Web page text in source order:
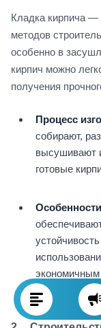
Кладка кирпича —
методов
особенно в
кирпич можно
получения
Процесс
собирают,
высушивают
готовые
экономичным